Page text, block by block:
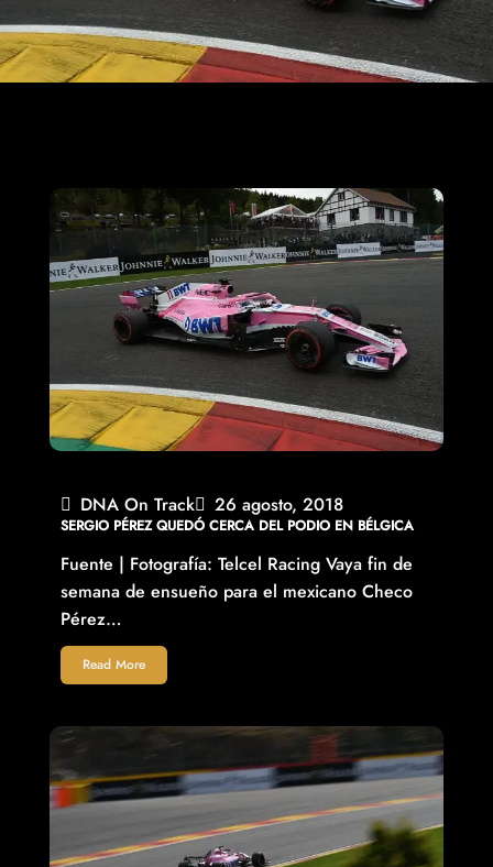
DNA On Track 26 agosto, 2018
SERGIO PÉREZ QUEDÓ CERCA DEL PODIO EN BÉLGICA
Fuente | Fotografía: Telcel Racing Vaya fin de
semana de ensueño para el mexicano Checo
Pérez…
Read More